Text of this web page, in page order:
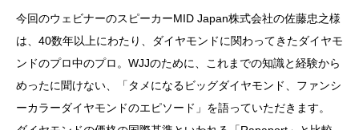
今回のウェビナーのスピーカーMID Japan株式会社の佐藤忠之様
は、40数年以上にわたり、ダイヤモンドに関わってきたダイヤモ
ンドのプロ中のプロ。WJJのために、これまでの知識と経験から
めったに聞けない、「タメになるビッグダイヤモンド、ファンシ
ーカラーダイヤモンドのエピソード」を語っていただきます。